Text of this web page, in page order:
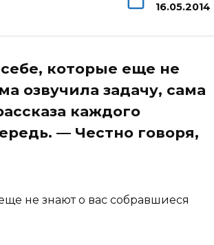
16.05.2014
которые еще не
озвучила задачу, сама
каждого
— Честно говоря,
не знают о вас собравшиеся